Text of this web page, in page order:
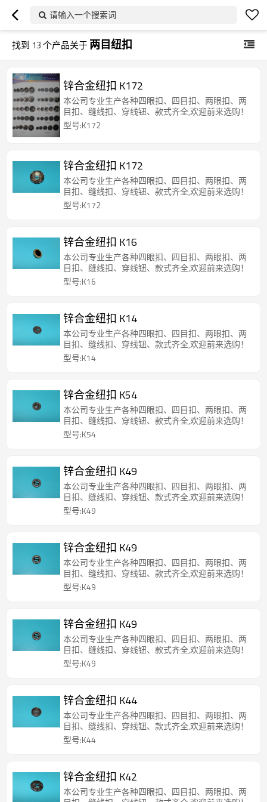
请输入一个搜索词
找到 13个产品关于两目纽扣
锌合金纽扣 K172
本公司专业生产各种四眼扣、四目扣、两眼扣、两
目扣、缝线扣、穿线钮、款式齐全,欢迎前来选购！
型号:K172
锌合金纽扣 K172
本公司专业生产各种四眼扣、四目扣、两眼扣、两
目扣、缝线扣、穿线钮、款式齐全,欢迎前来选购！
型号:K172
锌合金纽扣 K16
本公司专业生产各种四眼扣、四目扣、两眼扣、两
目扣、缝线扣、穿线钮、款式齐全,欢迎前来选购！
型号:K16
锌合金纽扣 K14
本公司专业生产各种四眼扣、四目扣、两眼扣、两
目扣、缝线扣、穿线钮、款式齐全,欢迎前来选购！
型号:K14
锌合金纽扣 K54
本公司专业生产各种四眼扣、四目扣、两眼扣、两
目扣、缝线扣、穿线钮、款式齐全,欢迎前来选购！
型号:K54
锌合金纽扣 K49
本公司专业生产各种四眼扣、四目扣、两眼扣、两
目扣、缝线扣、穿线钮、款式齐全,欢迎前来选购！
型号:K49
锌合金纽扣 K49
本公司专业生产各种四眼扣、四目扣、两眼扣、两
目扣、缝线扣、穿线钮、款式齐全,欢迎前来选购！
型号:K49
锌合金纽扣 K49
本公司专业生产各种四眼扣、四目扣、两眼扣、两
目扣、缝线扣、穿线钮、款式齐全,欢迎前来选购！
型号:K49
锌合金纽扣 K44
本公司专业生产各种四眼扣、四目扣、两眼扣、两
目扣、缝线扣、穿线钮、款式齐全,欢迎前来选购！
型号:K44
锌合金纽扣 K42
本公司专业生产各种四眼扣、四目扣、两眼扣、两